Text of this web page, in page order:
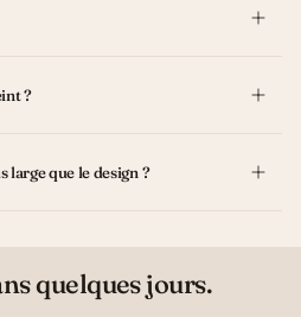
?
large que le design ?
quelques jours.